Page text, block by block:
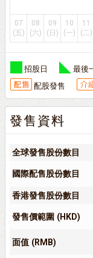
07
(五)
08
(六)
09
(日)
10
(一)
11
(二)
招股日 最後
配股發售
發售資料
全球發售股份數目
國際配售股份數目
香港發售股份數目
發售價範圍 (HKD)
面值 (RMB)